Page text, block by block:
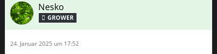
Nesko
GROWER
24. Januar 2025 um 17:52